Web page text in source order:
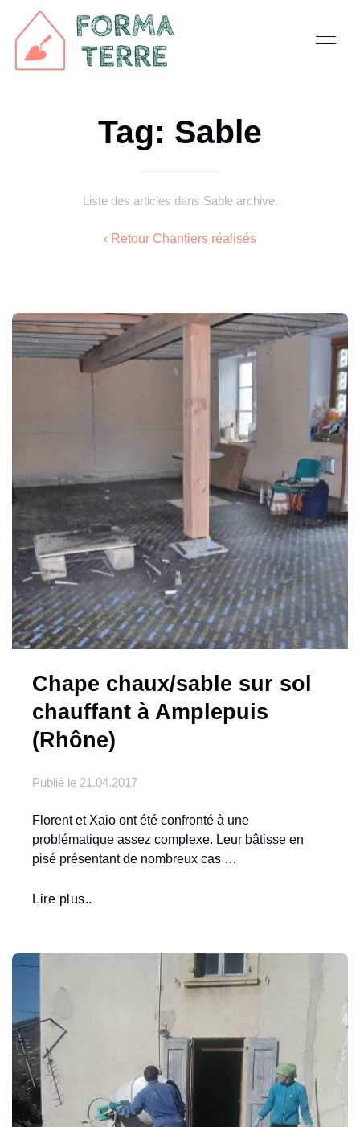
Tag: Sable
Liste des articles dans Sable archive.
‹ Retour Chantiers réalisés
Chape chaux/sable sur sol
chauffant à Amplepuis
(Rhône)
Publié le 21.04.2017
Florent et Xaio ont été confronté à une
problématique assez complexe. Leur bâtisse en
pisé présentant de nombreux cas …
Lire plus..